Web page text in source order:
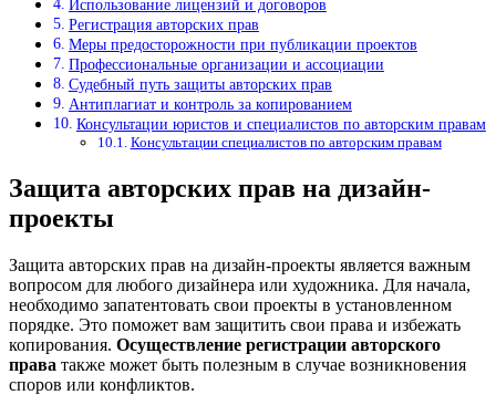
Использование лицензий и договоров
Регистрация авторских прав
Меры предосторожности при публикации проектов
Профессиональные организации и ассоциации
Судебный путь защиты авторских прав
Антиплагиат и контроль за копированием
Консультации юристов и специалистов по авторским правам
Консультации специалистов по авторским правам
Защита авторских прав на дизайн-
проекты
Защита авторских прав на дизайн-проекты является важным
вопросом для любого дизайнера или художника. Для начала,
необходимо запатентовать свои проекты в установленном
порядке. Это поможет вам защитить свои права и избежать
копирования. Осуществление регистрации авторского
права также может быть полезным в случае возникновения
споров или конфликтов.